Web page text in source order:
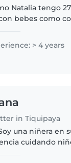
Natalia tengo
bebes como
hijo que es..
> 4 years
in Tiquipaya
una niñera en
cuidando